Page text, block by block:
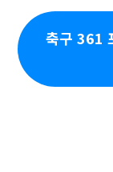
축구 361